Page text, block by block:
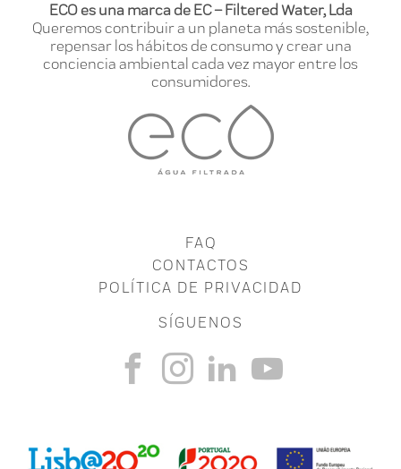
ECO es una marca de EC – Filtered Water, Lda
Queremos contribuir a un planeta más sostenible,
repensar los hábitos de consumo y crear una
conciencia ambiental cada vez mayor entre los
consumidores.
FAQ
CONTACTOS
POLÍTICA DE PRIVACIDAD
SÍGUENOS